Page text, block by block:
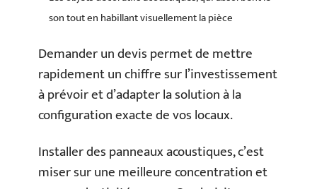
son tout en habillant visuellement la pièce
Demander un devis permet de mettre
rapidement un chiffre sur l’investissement
à prévoir et d’adapter la solution à la
configuration exacte de vos locaux.
Installer des panneaux acoustiques, c’est
miser sur une meilleure concentration et